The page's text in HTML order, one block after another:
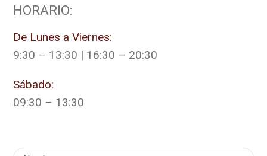
HORARIO:
De Lunes a Viernes:
9:30 – 13:30 | 16:30 – 20:30
Sábado:
09:30 – 13:30